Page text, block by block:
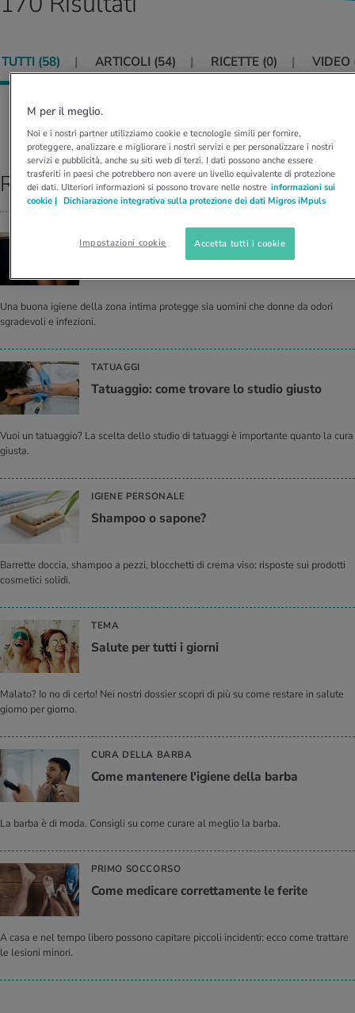
nutritive
D’ATTUALITÀ NELL’AMBITO ALIMENTAZIONE
Calcolatore BMI
D’ATTUALITÀ NELL’AMBITO MOVIMENTO
Calcola il consumo calorico
Corsa & Jogging
D’ATTUALITÀ NELL’AMBITO RILASSAMENTO
Lavoro e salute
Rilassamento attivo
fisici
mediche
D’ATTUALITÀ NELL’AMBITO MEDICINA
Abbassare la pressione sanguigna
D’ATTUALITÀ NELL’AMBITO SERVIZIO
TUTTI (58) ARTICOLI (54) RICETTE (0) VIDEO
Risultati top
IGIENE DELICATA
A cosa bi­so­gna stare at­ten­ti nel­l'i­gie­ne in­ti­ma
Una buona igiene della zona intima protegge sia uomini che donne da odori
sgradevoli e infezioni.
TATUAGGI
Ta­tuag­gio: come tro­va­re lo stu­dio giu­sto
Vuoi un tatuaggio? La scelta dello studio di tatuaggi è importante quanto la cura
giusta.
IGIENE PERSONALE
Sham­poo o sa­po­ne?
Barrette doccia, shampoo a pezzi, blocchetti di crema viso: risposte sui prodotti
cosmetici solidi.
TEMA
Sa­lu­te per tutti i gior­ni
Malato? Io no di certo! Nei nostri dossier scopri di più su come restare in salute
giorno per giorno.
CURA DELLA BARBA
Come man­te­ne­re l'i­gie­ne della barba
La barba è di moda. Consigli su come curare al meglio la barba.
PRIMO SOCCORSO
Come me­di­ca­re cor­ret­ta­men­te le fe­ri­te
A casa e nel tempo libero possono capitare piccoli incidenti: ecco come trattare
le lesioni minori.
M per il meglio.
Noi e i nostri partner utilizziamo cookie e tecnologie simili per fornire,
proteggere, analizzare e migliorare i nostri servizi e per personalizzare i nostri
servizi e pubblicità, anche su siti web di terzi. I dati possono anche essere
trasferiti in paesi che potrebbero non avere un livello equivalente di protezione
dei dati. Ulteriori informazioni si possono trovare nelle nostre informazioni sui
cookie | Dichiarazione integrativa sulla protezione dei dati Migros iMpuls
Impostazioni cookie Accetta tutti i cookie